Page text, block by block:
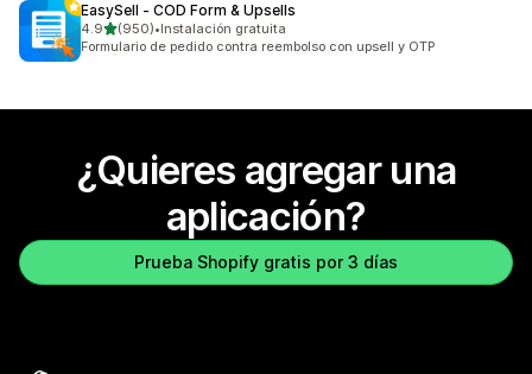
EasySell ‑ COD Form & Upsells
4.9de 5 estrellas
(950)
950 reseñas en total
•Instalación gratuita
Formulario de pedido contra reembolso con upsell y OTP
¿Quieres agregar una
aplicación?
Prueba Shopify gratis por 3 días